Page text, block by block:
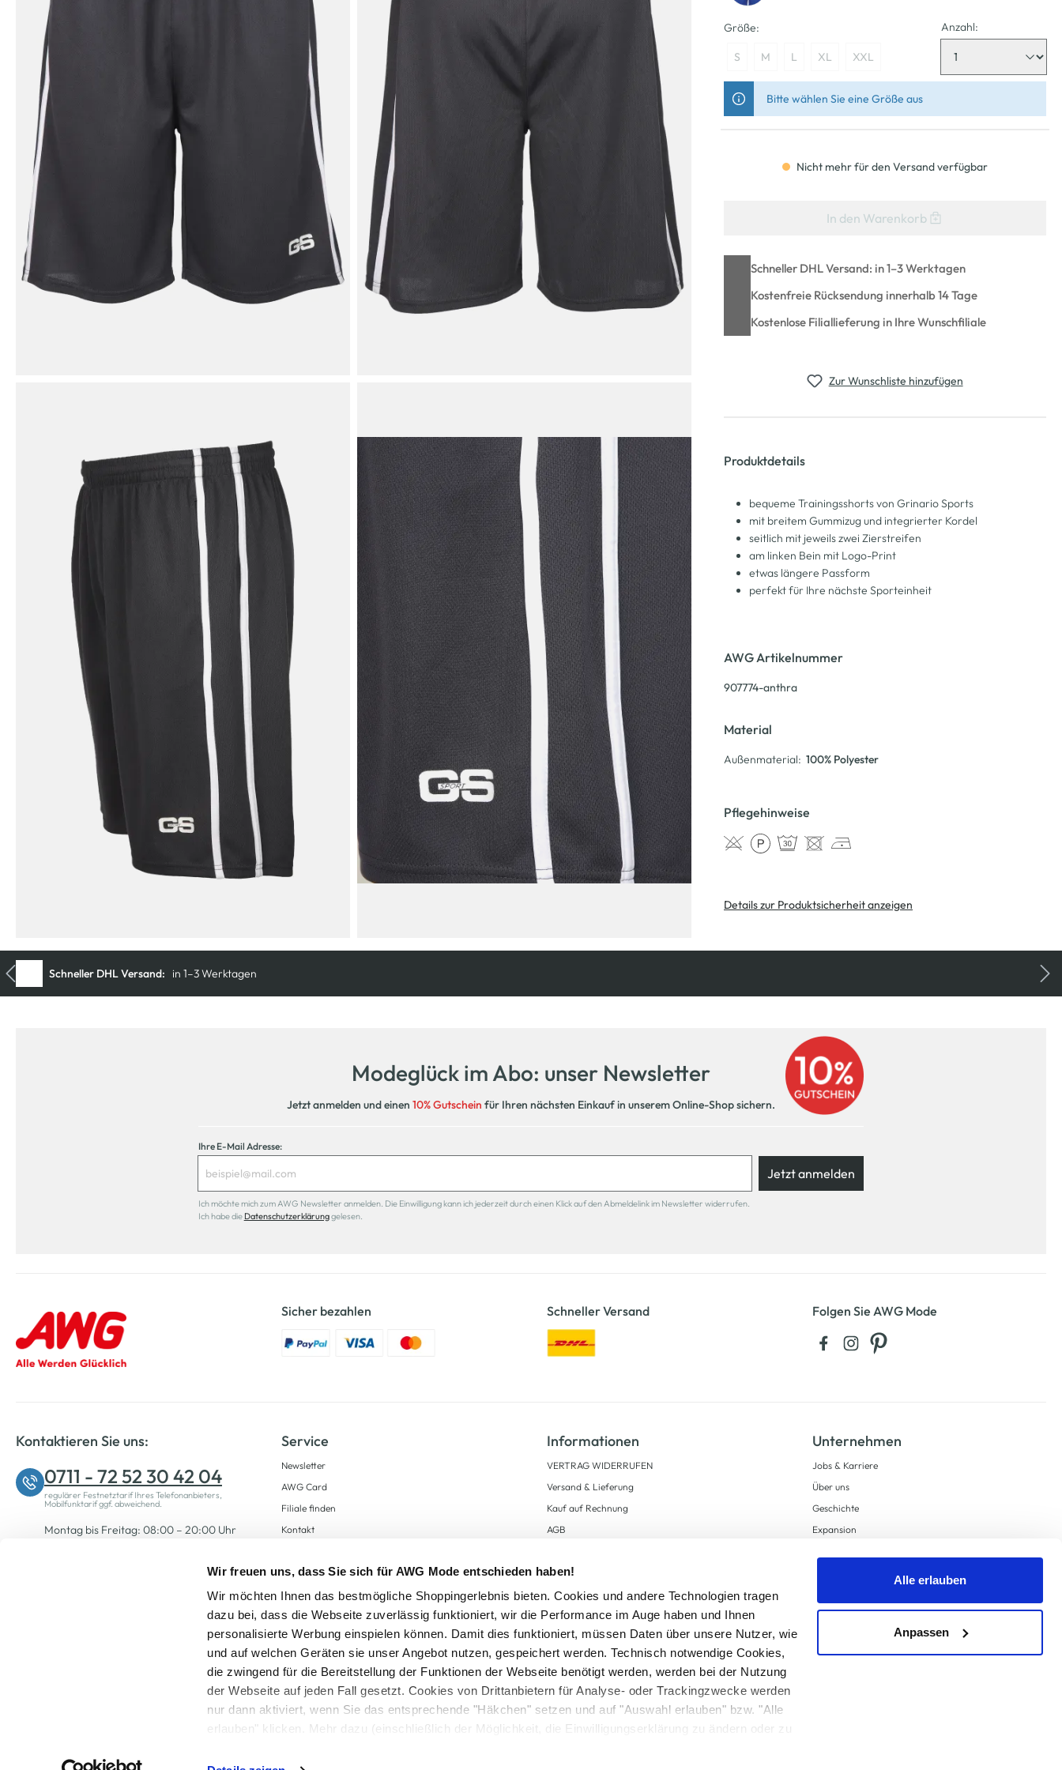
Wir freuen uns, dass Sie sich für AWG Mode entschieden haben!
Wir möchten Ihnen das bestmögliche Shoppingerlebnis bieten. Cookies und andere Technologien tragen
dazu bei, dass die Webseite zuverlässig funktioniert, wir die Performance im Auge haben und Ihnen
personalisierte Werbung einspielen können. Damit dies funktioniert, müssen Daten über unsere Nutzer, wie
und auf welchen Geräten sie unser Angebot nutzen, gespeichert werden. Technisch notwendige Cookies,
die zwingend für die Bereitstellung der Funktionen der Webseite benötigt werden, werden bei der Nutzung
der Webseite auf jeden Fall gesetzt. Cookies von Drittanbietern für Analyse- oder Trackingzwecke werden
nur dann aktiviert, wenn Sie das entsprechende "Häkchen" setzen und auf "Auswahl erlauben" bzw. "Alle
erlauben" klicken. Mehr dazu (einschließlich der Möglichkeit, die Einwilligungserklärung zu ändern oder zu
Alle erlauben
Anpassen
Größe:
S M L XL XXL
Anzahl:
Bitte wählen Sie eine Größe aus
Nicht mehr für den Versand verfügbar
In den Warenkorb
Schneller DHL Versand: in 1–3 Werktagen
Kostenfreie Rücksendung innerhalb 14 Tage
Kostenlose Filiallieferung in Ihre Wunschfiliale
Zur Wunschliste hinzufügen
Produktdetails
bequeme Trainingsshorts von Grinario Sports
mit breitem Gummizug und integrierter Kordel
seitlich mit jeweils zwei Zierstreifen
am linken Bein mit Logo-Print
etwas längere Passform
perfekt für Ihre nächste Sporteinheit
AWG Artikelnummer
907774-anthra
Material
Außenmaterial: 100% Polyester
Pflegehinweise
Details zur Produktsicherheit anzeigen
Modeglück im Abo: unser Newsletter
Jetzt anmelden und einen 10% Gutschein für Ihren nächsten Einkauf in unserem Online-Shop sichern.
Ihre E-Mail Adresse:
Jetzt anmelden
Ich möchte mich zum AWG Newsletter anmelden. Die Einwilligung kann ich jederzeit durch einen Klick auf den Abmeldelink im Newsletter widerrufen.
Ich habe die Datenschutzerklärunggelesen.
Sicher bezahlen Schneller Versand Folgen Sie AWG Mode
Kontaktieren Sie uns:
0711 - 72 52 30 42 04
regulärer Festnetztarif Ihres Telefonanbieters,
Mobilfunktarif ggf. abweichend.
Montag bis Freitag: 08:00 – 20:00 Uhr
Service
Newsletter
AWG Card
Filiale finden
Kontakt
Informationen
VERTRAG WIDERRUFEN
Versand & Lieferung
Kauf auf Rechnung
AGB
Zahlungsarten
Datenschutz
AWG CARD Teilnahmebedingungen
Unternehmen
Jobs & Karriere
Über uns
Geschichte
Expansion
Barrierefreiheit
Alle Preise inkl. gesetzl. Mehrwertsteuer zzgl.